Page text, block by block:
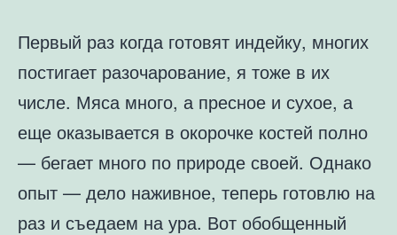
Первый раз когда готовят индейку, многих
постигает разочарование, я тоже в их
числе. Мяса много, а пресное и сухое, а
еще оказывается в окорочке костей полно
— бегает много по природе своей. Однако
опыт — дело наживное, теперь готовлю на
раз и съедаем на ура. Вот обобщенный